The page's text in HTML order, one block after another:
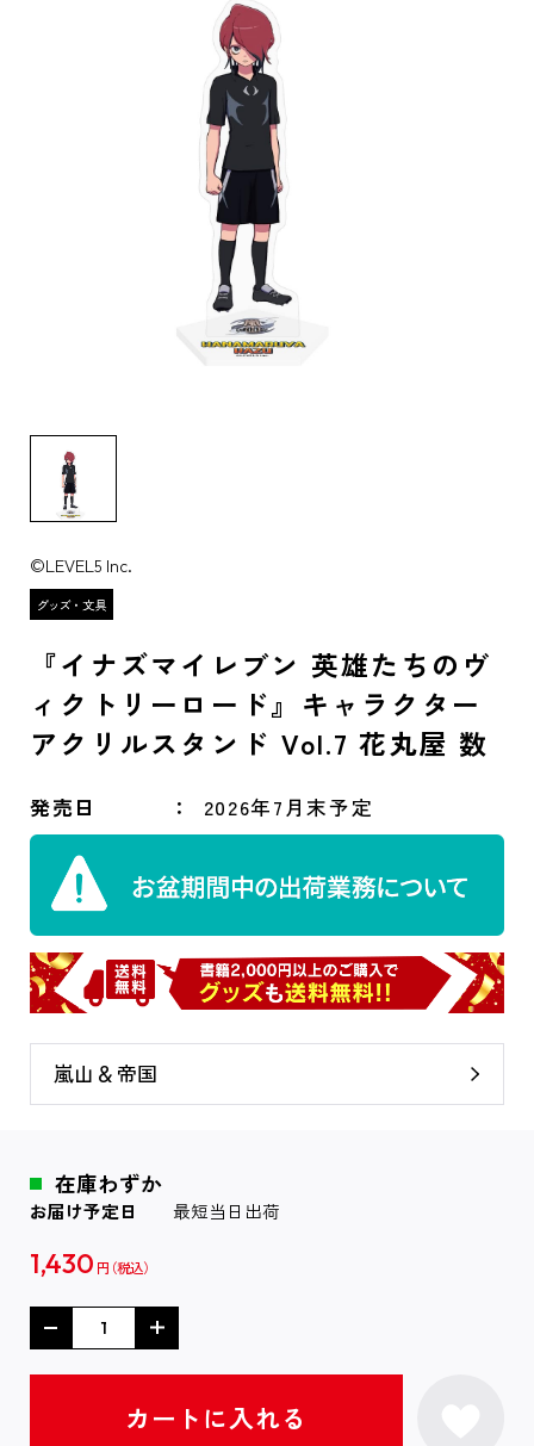
©LEVEL5 Inc.
『イナズマイレブン 英雄たちのヴ
ィクトリーロード』キャラクター
アクリルスタンド Vol.7 花丸屋 数
発売日 2026年7月末予定
嵐山＆帝国
在庫わずか
お届け予定日 最短当日出荷
1,430 円